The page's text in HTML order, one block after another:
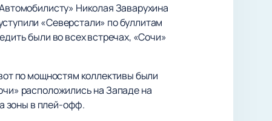
Николая Заварухина
«Северстали» по буллитам
были во всех встречах, «Сочи»
по мощностям коллективы были
расположились на Западе на
зоны в плей-офф.